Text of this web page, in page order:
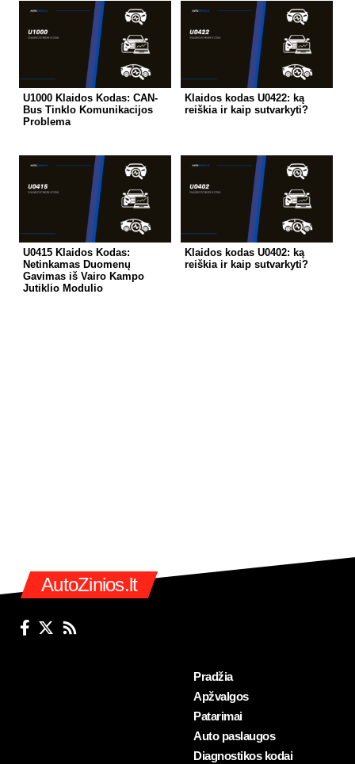
U1000 Klaidos Kodas: CAN-
Bus Tinklo Komunikacijos
Problema
Klaidos kodas U0422: ką
reiškia ir kaip sutvarkyti?
U0415 Klaidos Kodas:
Netinkamas Duomenų
Gavimas iš Vairo Kampo
Jutiklio Modulio
Klaidos kodas U0402: ką
reiškia ir kaip sutvarkyti?
AutoZinios.lt
Pradžia
Apžvalgos
Patarimai
Auto paslaugos
Diagnostikos kodai